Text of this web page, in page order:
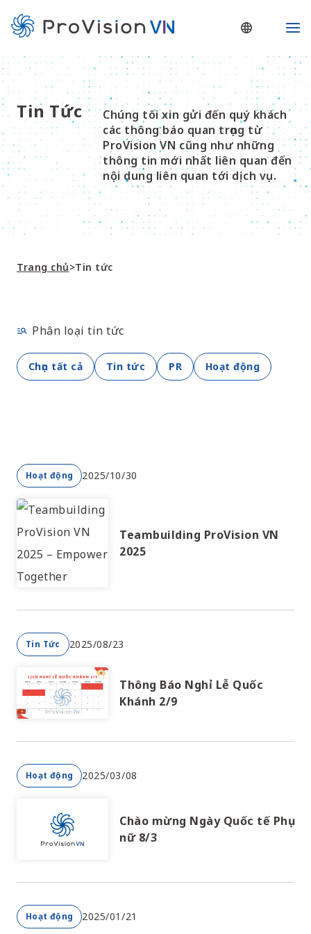
Nhảy
tới
nội
dung
Tin Tức
Chúng tôi xin gửi đến quý khách
các thông báo quan trọng từ
ProVision VN cũng như những
thông tin mới nhất liên quan đến
nội dung liên quan tới dịch vụ.
Trang chủ>Tin tức
Phân loại tin tức
Chọn tất cả Tin tức PR Hoạt động
Hoạt động 2025/10/30
Teambuilding ProVision VN
2025
Tin Tức 2025/08/23
Thông Báo Nghỉ Lễ Quốc
Khánh 2/9
Hoạt động 2025/03/08
Chào mừng Ngày Quốc tế Phụ
nữ 8/3
Hoạt động 2025/01/21